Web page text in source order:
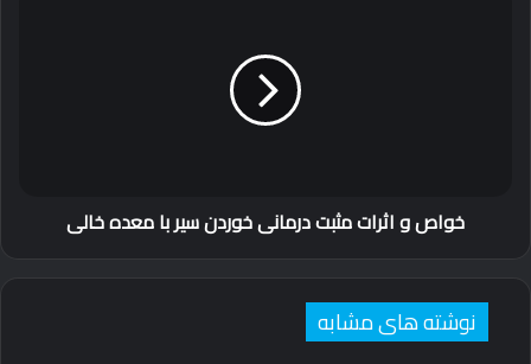
خواص و اثرات مثبت درمانی خوردن سیر با معده خالی
نوشته های مشابه